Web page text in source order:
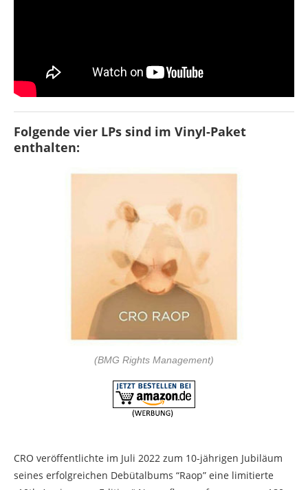
Folgende vier LPs sind im Vinyl-Paket
enthalten:
(BMG Rights Management)
CRO veröffentlichte im Juli 2022 zum 10-jährigen Jubiläum
seines erfolgreichen Debütalbums “Raop” eine limitierte